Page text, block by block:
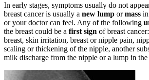
In early stages, symptoms usually do not
breast cancer is usually a new lump ormass
or your doctor can feel. Any of the following
the breast could be a first sign of breast
breast, skin irritation, breast or nipple pain,
scaling or thickening of the nipple, another
milk discharge from the nipple or a lump in the